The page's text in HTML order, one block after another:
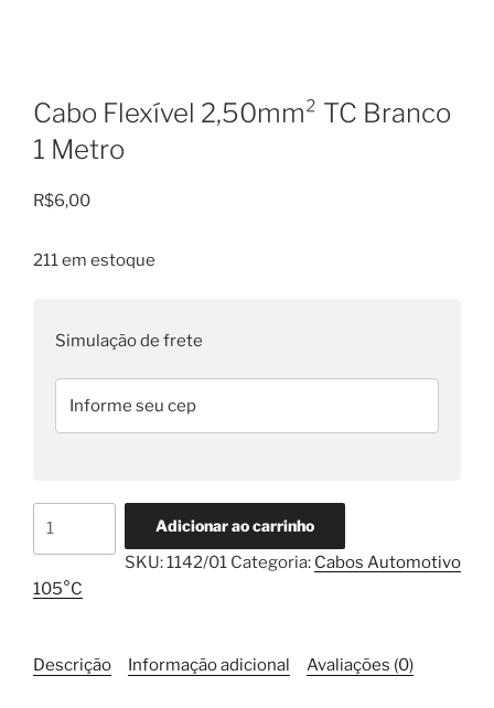
Cabo Flexível 2,50mm² TC Branco
1 Metro
R$6,00
211 em estoque
Simulação de frete
TC
Metro
Adicionar ao carrinho
SKU:1142/01 Categoria: Cabos Automotivo
105°C
Descrição Informação adicional Avaliações (0)